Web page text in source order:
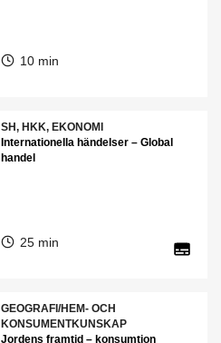
10 min
SH, HKK, EKONOMI
Internationella händelser – Global
handel
25 min
GEOGRAFI/HEM- OCH
KONSUMENTKUNSKAP
Jordens framtid – konsumtion